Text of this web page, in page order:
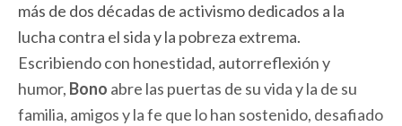
más de dos décadas de activismo dedicados a la
lucha contra el sida y la pobreza extrema.
Escribiendo con honestidad, autorreflexión y
humor, Bono abre las puertas de su vida y la de su
familia, amigos y la fe que lo han sostenido, desafiado